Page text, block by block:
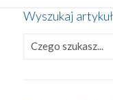
Wyszukaj artykuł